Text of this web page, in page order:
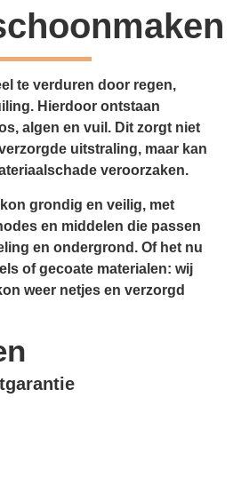
te verduren door regen,
Hierdoor ontstaan
algen en vuil. Dit zorgt niet
uitstraling, maar kan
veroorzaken.
grondig en veilig, met
en middelen die passen
en ondergrond. Of het nu
of gecoate materialen: wij
weer netjes en verzorgd